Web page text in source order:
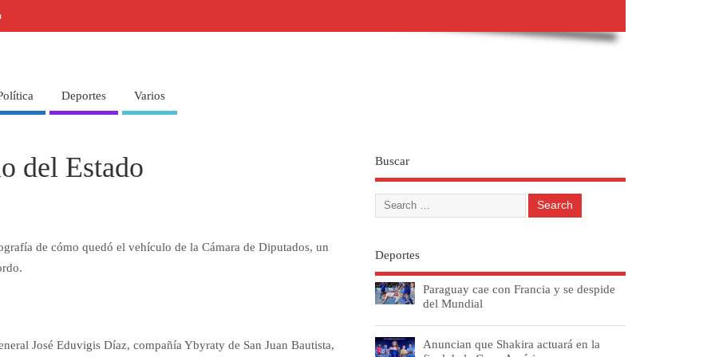
Deportes Varios
del Estado
de cómo quedó el vehículo de la Cámara de Diputados, un
José Eduvigis Díaz, compañía Ybyraty de San Juan Bautista,
Buscar
Deportes
Paraguay cae con Francia y se despide
del Mundial
Anuncian que Shakira actuará en la